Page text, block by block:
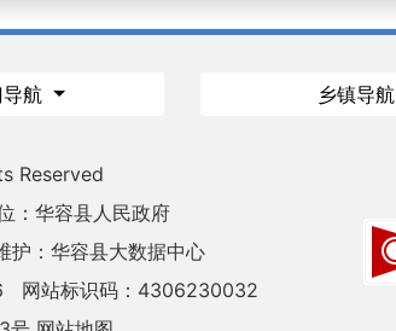
航 乡镇导航
Reserved
：华容县人民政府
护：华容县大数据中心
网站标识码：4306230032